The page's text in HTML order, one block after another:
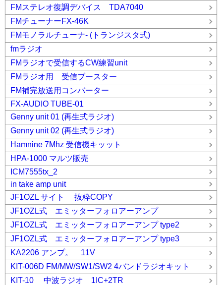
FMステレオ復調デバイス TDA7040
FMチューナーFX-46K
FMモノラルチューナ- (トランジスタ式)
fmラジオ
FMラジオで受信するCW練習unit
FMラジオ用 受信ブースター
FM補完放送用コンバーター
FX-AUDIO TUBE-01
Genny unit 01 (再生式ラジオ)
Genny unit 02 (再生式ラジオ)
Hamnine 7Mhz 受信機キッット
HPA-1000 マルツ販売
ICM7555tx_2
in take amp unit
JF1OZL サイト 抜粋COPY
JF1OZL式 エミッターフォロアーアンプ
JF1OZL式 エミッターフォロアーアンプ type2
JF1OZL式 エミッターフォロアーアンプ type3
KA2206 アンプ。 11V
KIT-006D FM/MW/SW1/SW2 4バンドラジオキット
KIT-10 中波ラジオ 1IC+2TR